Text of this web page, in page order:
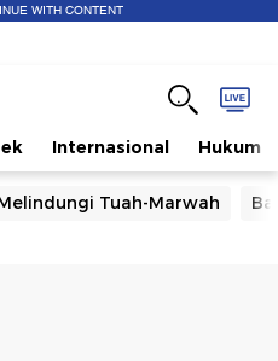
WITH CONTENT
Internasional Hukum
Tuah-Marwah